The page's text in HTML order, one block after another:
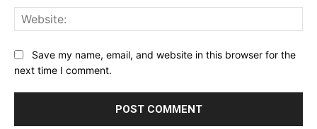
Save my name, email, and website in this browser for the
next time I comment.